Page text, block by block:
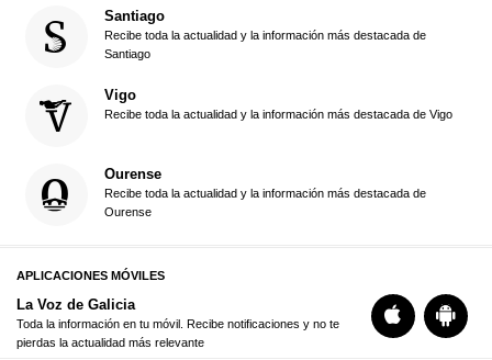
Santiago
Recibe toda la actualidad y la información más destacada de
Santiago
Vigo
Recibe toda la actualidad y la información más destacada de Vigo
Ourense
Recibe toda la actualidad y la información más destacada de
Ourense
APLICACIONES MÓVILES
La Voz de Galicia
Toda la información en tu móvil. Recibe notificaciones y no te
pierdas la actualidad más relevante